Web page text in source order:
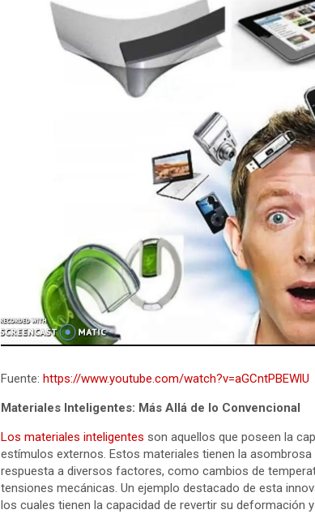
Fuente: https://www.youtube.com/watch?v=aGCntPBEWlU
Materiales Inteligentes: Más Allá de lo Convencional
Los materiales inteligentes son aquellos que poseen la
estímulos externos. Estos materiales tienen la
respuesta a diversos factores, como cambios de
tensiones mecánicas. Un ejemplo destacado de esta
los cuales tienen la capacidad de revertir su